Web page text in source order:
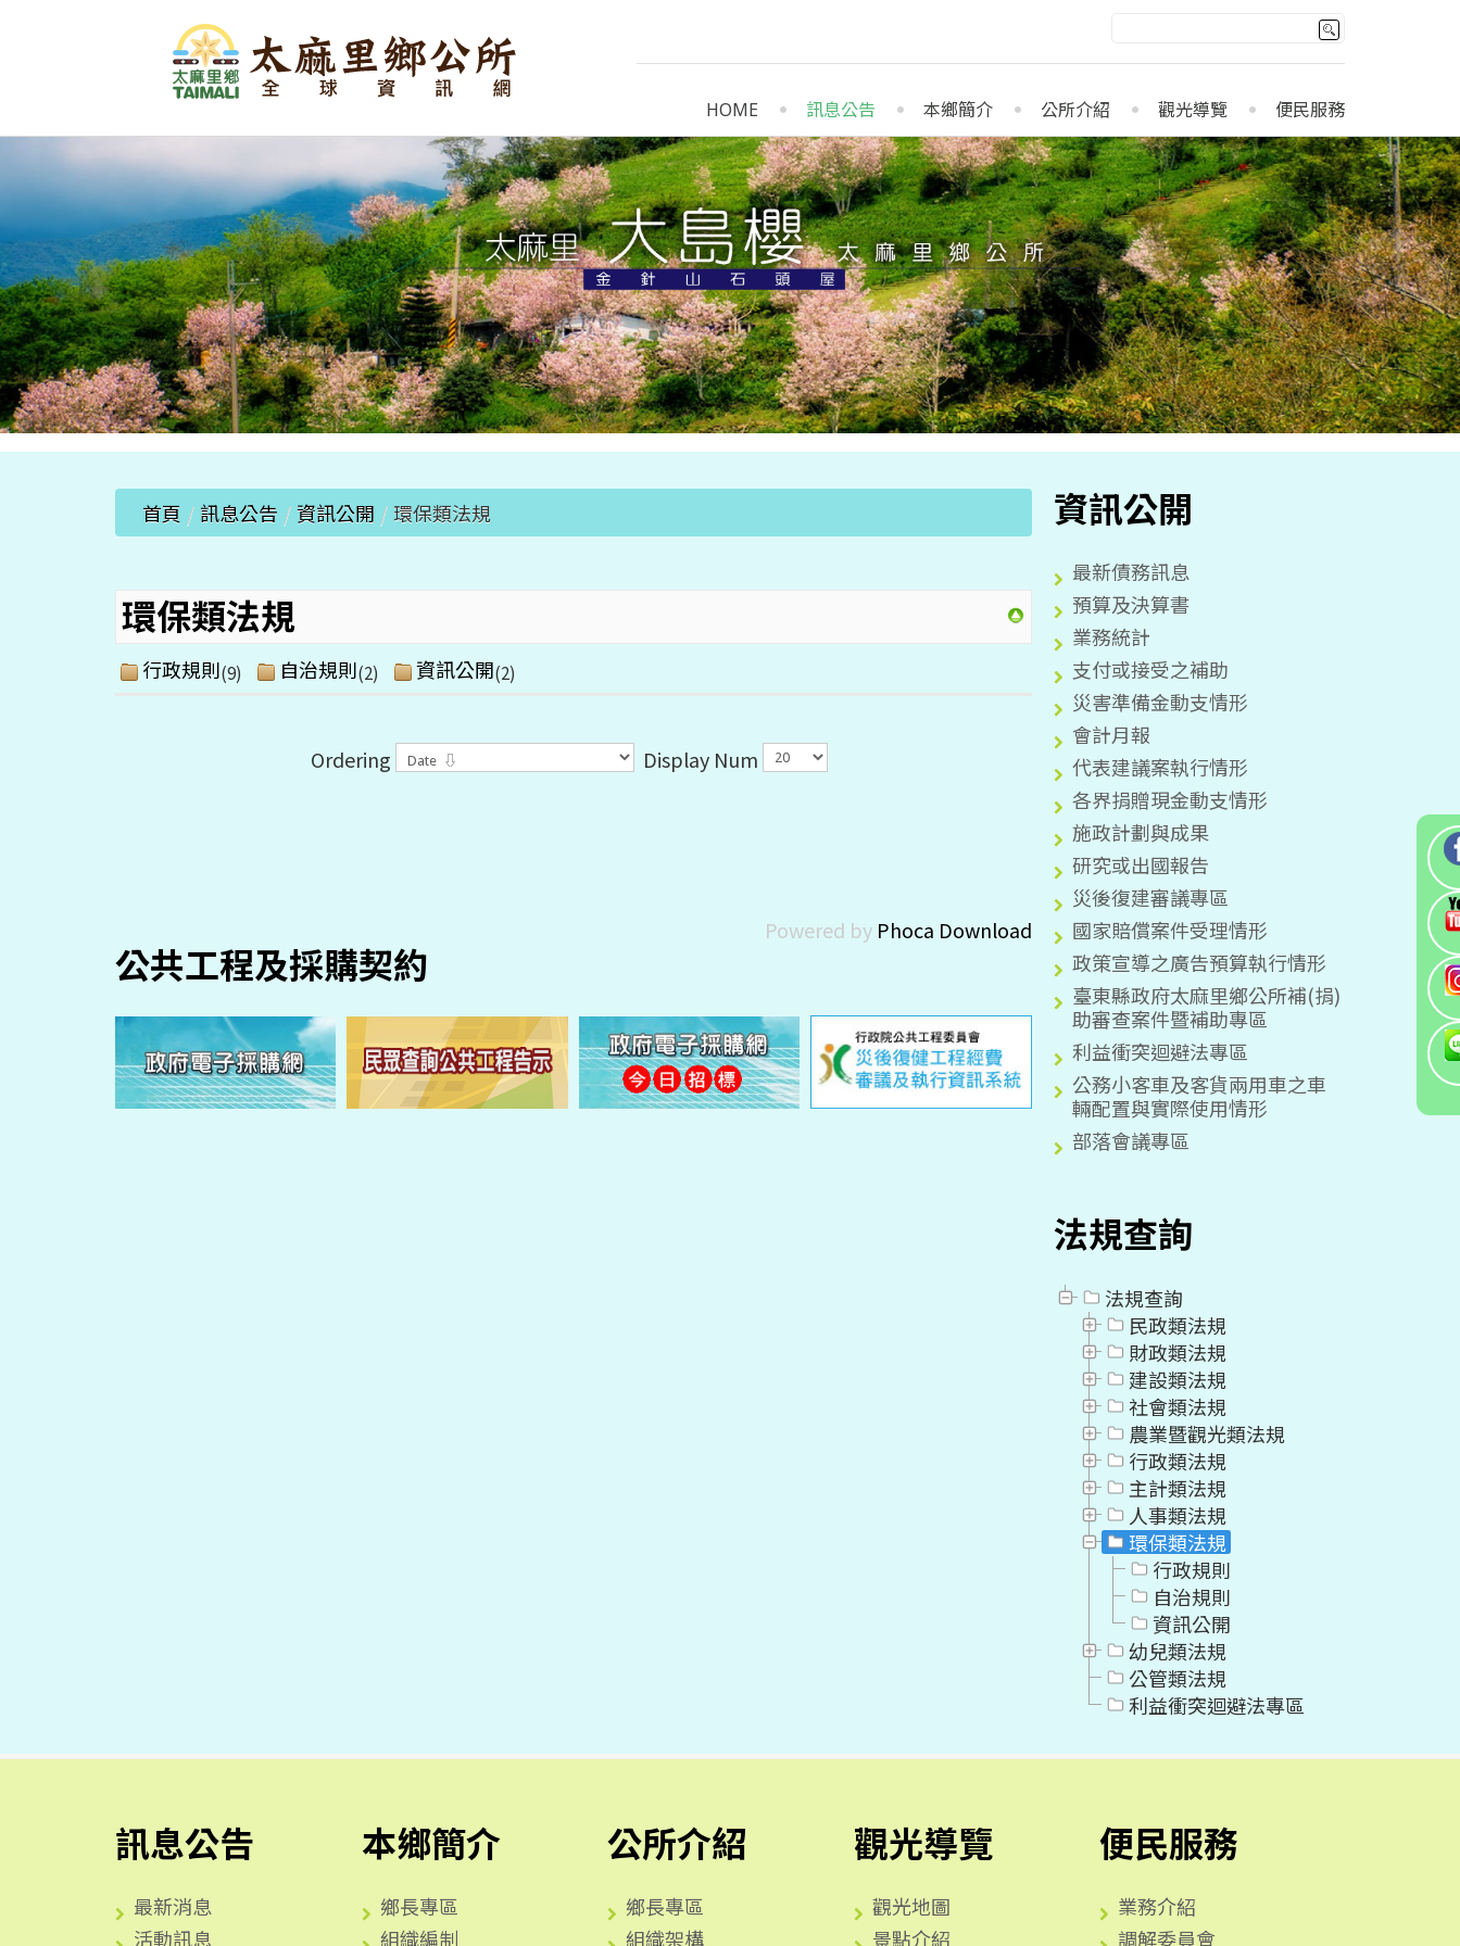
HOME 訊息公告 本鄉簡介 公所介紹 觀光導覽 便民服務
首頁 / 訊息公告 /資訊公開 /環保類法規
環保類法規
行政規則(9) 自治規則(2) 資訊公開(2)
Ordering Display Num
Powered by Phoca Download
公共工程及採購契約
資訊公開
最新債務訊息
預算及決算書
業務統計
支付或接受之補助
災害準備金動支情形
會計月報
代表建議案執行情形
各界捐贈現金動支情形
施政計劃與成果
研究或出國報告
災後復建審議專區
國家賠償案件受理情形
政策宣導之廣告預算執行情形
臺東縣政府太麻里鄉公所補(捐)
助審查案件暨補助專區
利益衝突迴避法專區
公務小客車及客貨兩用車之車
輛配置與實際使用情形
部落會議專區
法規查詢
法規查詢
民政類法規
財政類法規
建設類法規
社會類法規
農業暨觀光類法規
行政類法規
主計類法規
人事類法規
環保類法規
行政規則
自治規則
資訊公開
幼兒類法規
公管類法規
利益衝突迴避法專區
訊息公告
最新消息
活動訊息
本鄉簡介
鄉長專區
組織編制
公所介紹
鄉長專區
組織架構
觀光導覽
觀光地圖
景點介紹
便民服務
業務介紹
調解委員會